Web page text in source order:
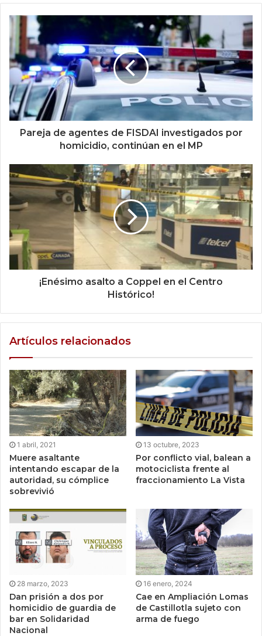
Pareja de agentes de FISDAI investigados por
homicidio, continúan en el MP
¡Enésimo asalto a Coppel en el Centro
Histórico!
Artículos relacionados
1 abril, 2021
Muere asaltante
intentando escapar de la
autoridad, su cómplice
sobrevivió
13 octubre, 2023
Por conflicto vial, balean a
motociclista frente al
fraccionamiento La Vista
28 marzo, 2023
Dan prisión a dos por
homicidio de guardia de
bar en Solidaridad
Nacional
16 enero, 2024
Cae en Ampliación Lomas
de Castillotla sujeto con
arma de fuego